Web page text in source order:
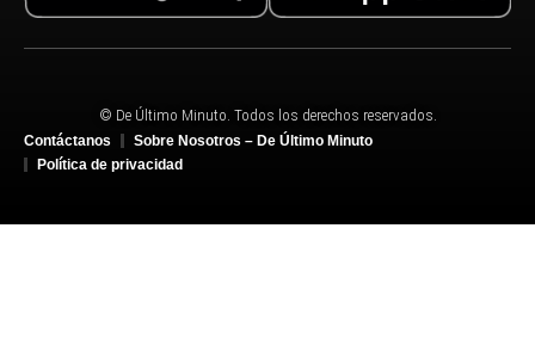
© De Último Minuto. Todos los derechos reservados.
Contáctanos
Sobre Nosotros – De Último Minuto
Política de privacidad